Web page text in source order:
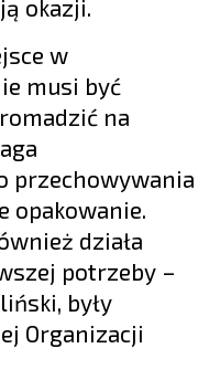
okazji.
w
musi być
na
przechowywania
opakowanie.
działa
potrzeby –
były
Organizacji